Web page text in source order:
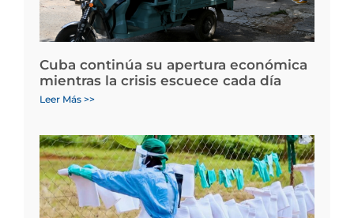
Cuba continúa su apertura económica
mientras la crisis escuece cada día
Leer Más >>